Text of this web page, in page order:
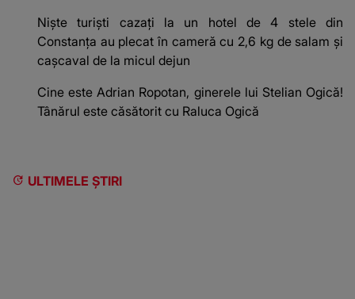
Niște turiști cazați la un hotel de 4 stele din
Constanța au plecat în cameră cu 2,6 kg de salam și
cașcaval de la micul dejun
Cine este Adrian Ropotan, ginerele lui Stelian Ogică!
Tânărul este căsătorit cu Raluca Ogică
ULTIMELE ȘTIRI